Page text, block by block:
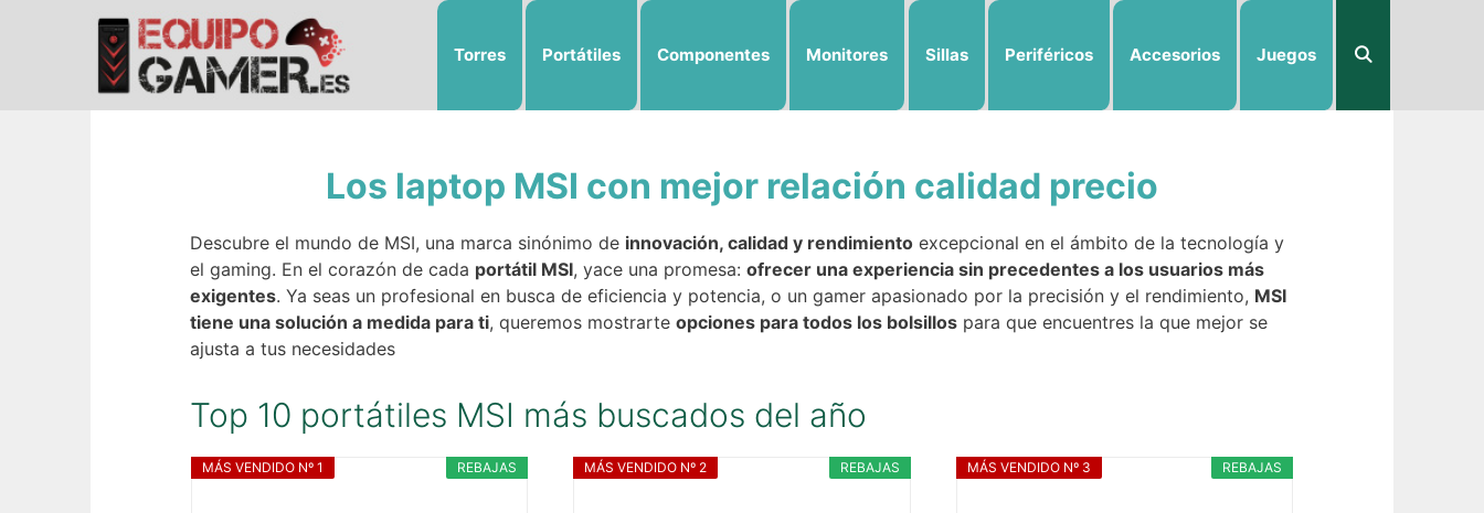
Torres Portátiles Componentes Monitores Sillas Periféricos Accesorios Juegos
Los laptop MSI con mejor relación calidad precio
Descubre el mundo de MSI, una marca sinónimo de innovación, calidad y rendimiento excepcional en el ámbito de la tecnología y
el gaming. En el corazón de cada portátil MSI, yace una promesa: ofrecer una experiencia sin precedentes a los usuarios más
exigentes. Ya seas un profesional en busca de eficiencia y potencia, o un gamer apasionado por la precisión y el rendimiento, MSI
tiene una solución a medida para ti, queremos mostrarte opciones para todos los bolsillos para que encuentres la que mejor se
ajusta a tus necesidades
Top 10 portátiles MSI más buscados del año
REBAJAS
MÁS VENDIDO Nº 1 REBAJAS
MÁS VENDIDO Nº 2 REBAJAS
MÁS VENDIDO Nº 3